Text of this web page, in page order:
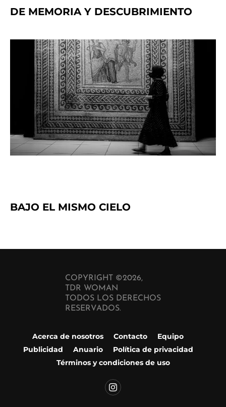
DE MEMORIA Y DESCUBRIMIENTO
BAJO EL MISMO CIELO
COPYRIGHT ©2026,
TDR WOMAN
TODOS LOS DERECHOS
RESERVADOS.
Acerca de nosotros Contacto
Equipo
Publicidad
Anuario
Política de privacidad
Términos y condiciones de uso